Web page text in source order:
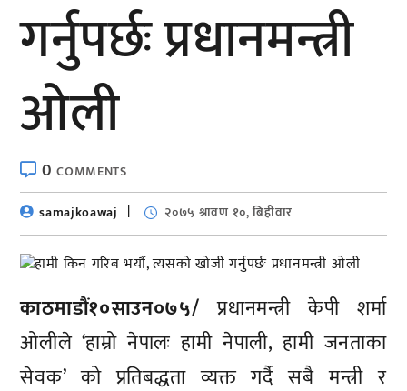
गर्नुपर्छः प्रधानमन्त्री
ओली
0COMMENTS
samajkoawaj
२०७५ श्रावण १०, बिहीवार
काठमाडौं१०साउन०७५/ प्रधानमन्त्री केपी शर्मा
ओलीले ‘हाम्रो नेपालः हामी नेपाली, हामी जनताका
सेवक’ को प्रतिबद्धता व्यक्त गर्दै सबै मन्त्री र